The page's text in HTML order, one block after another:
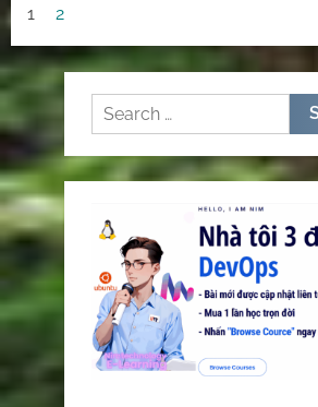
Posts
pagination
1 2
Search
for: